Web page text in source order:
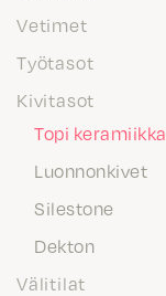
Vetimet
Työtasot
Kivitasot
Topi keramiikka
Luonnonkivet
Silestone
Dekton
Välitilat